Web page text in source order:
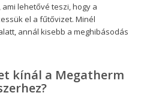
lehetővé teszi, hogy a
el a fűtővizet. Minél
annál kisebb a meghibásodás
kínál a Megatherm